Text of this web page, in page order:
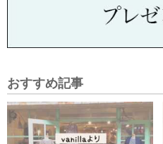
おすすめ記事